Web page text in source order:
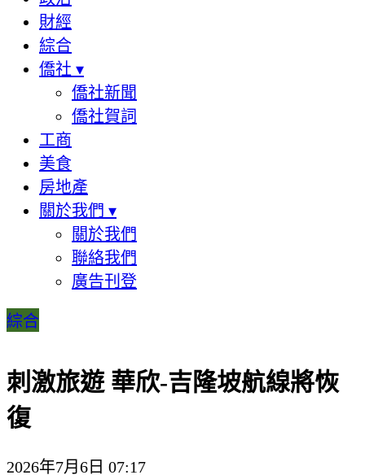
財經
綜合
僑社 ▾
僑社新聞
僑社賀詞
工商
美食
房地產
關於我們 ▾
關於我們
聯絡我們
廣告刊登
綜合
刺激旅遊 華欣-吉隆坡航線將恢
復
2026年7月6日 07:17